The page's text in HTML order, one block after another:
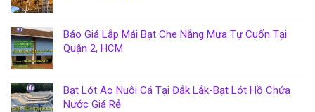
Báo Giá Lắp Mái Bạt Che Nắng Mưa Tự Cuốn Tại
Quận 2, HCM
Bạt Lót Ao Nuôi Cá Tại Đắk Lắk-Bạt Lót Hồ Chứa
Nước Giá Rẻ